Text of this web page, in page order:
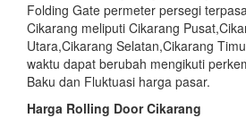
Folding Gate permeter persegi
Cikarang meliputi Cikarang
Utara,Cikarang Selatan,Cikarang
waktu dapat berubah mengikuti
Baku dan Fluktuasi harga pasar.
Harga Rolling Door Cikarang